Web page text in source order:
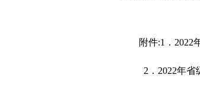
附件:1．2022
2．2022年